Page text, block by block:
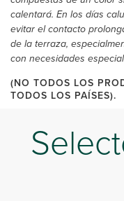
calentará. En los días
evitar el contacto
de la terraza,
con necesidades
(NO TODOS LOS
TODOS LOS PAÍSES).